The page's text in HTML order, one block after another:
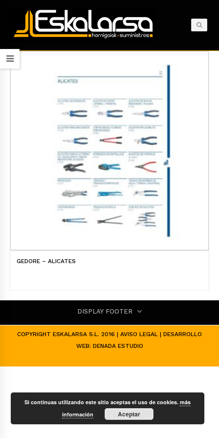
GEDORE – ALICATES
DISPLAY FOOTER
COPYRIGHT ESKALARSA S.L. 2016 | AVISO LEGAL | DESARROLLO
WEB: DENADA ESTUDIO
Si continuas utilizando este sitio aceptas el uso de cookies.más
información
Aceptar